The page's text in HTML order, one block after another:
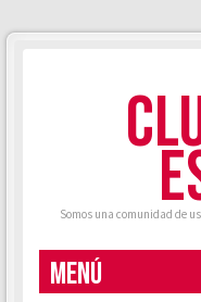
Somos una comunidad de
MENÚ